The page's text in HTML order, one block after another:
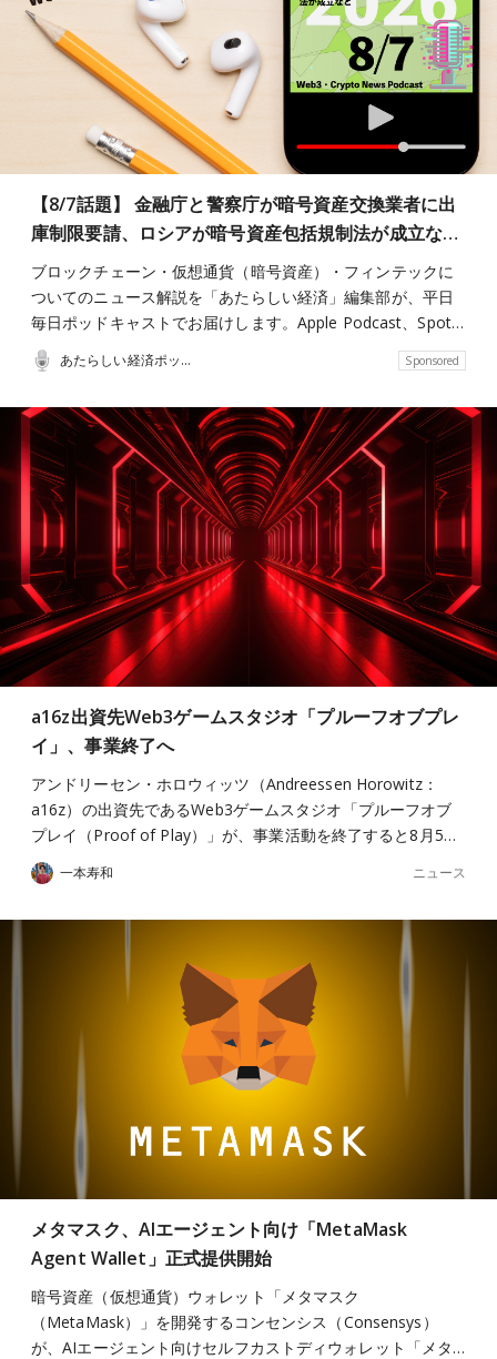
【8/7話題】 金融庁と警察庁が暗号資産交換業者に出
庫制限要請、ロシアが暗号資産包括規制法が成立な…
ブロックチェーン・仮想通貨（暗号資産）・フィンテックに
ついてのニュース解説を「あたらしい経済」編集部が、平日
毎日ポッドキャストでお届けします。Apple Podcast、Spot…
あたらしい経済ポッドキャスト Sponsored
a16z出資先Web3ゲームスタジオ「プルーフオブプレ
イ」、事業終了へ
アンドリーセン・ホロウィッツ（Andreessen Horowitz：
a16z）の出資先であるWeb3ゲームスタジオ「プルーフオブ
プレイ（Proof of Play）」が、事業活動を終了すると8月5…
一本寿和 ニュース
メタマスク、AIエージェント向け「MetaMask
Agent Wallet」正式提供開始
暗号資産（仮想通貨）ウォレット「メタマスク
（MetaMask）」を開発するコンセンシス（Consensys）
が、AIエージェント向けセルフカストディウォレット「メタ…